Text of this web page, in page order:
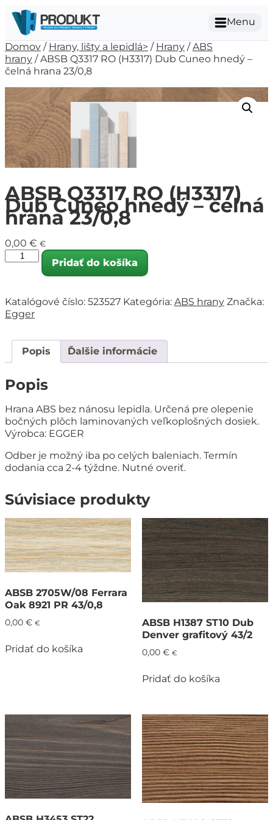
Menu
Domov / Hrany, lišty a lepidlá> / Hrany /ABS
hrany / ABSB Q3317 RO (H3317) Dub Cuneo hnedý –
čelná hrana 23/0,8
ABSB Q3317 RO (H3317)
Dub Cuneo hnedý – čelná
hrana 23/0,8
0,00 € €
Pridať do košíka
Katalógové číslo: 523527 Kategória: ABS hrany Značka:
Egger
Popis Ďalšie informácie
Popis
Hrana ABS bez nánosu lepidla. Určená pre olepenie
bočných plôch laminovaných veľkoplošných dosiek.
Výrobca: EGGER
Odber je možný iba po celých baleniach. Termín
dodania cca 2-4 týždne. Nutné overiť.
Súvisiace produkty
ABSB 2705W/08 Ferrara
Oak 8921 PR 43/0,8
0,00 € €
Pridať do košíka
ABSB H1387 ST10 Dub
Denver grafitový 43/2
0,00 € €
Pridať do košíka